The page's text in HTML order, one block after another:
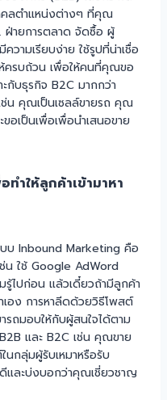
คลตำแหน่งต่างๆ ที่คุณ
ฝ่ายการตลาด จัดซื้อ ผู้
ามเรียบง่าย ใช้รูปที่น่าเชื่อ
ครบถ้วน เพื่อให้คนที่คุณขอ
กับธุรกิจ B2C มากกว่า
ช่น คุณเป็นเซลล์ขายรถ คุณ
อเป็นเพื่อเพื่อนำเสนอขาย
ทำให้ลูกค้าเข้ามาหา
บ Inbound Marketing คือ
ช่น ใช้ Google AdWord
ไปก่อน แล้วเดี๋ยวถ้ามีลูกค้า
อง การหาลีดด้วยวิธีโพสต์
รถมอบให้กับผู้สนใจได้ตาม
และ B2C เช่น คุณขาย
กลุ่มผู้รับเหมาหรือรับ
และบ่งบอกว่าคุณเชี่ยวชาญ